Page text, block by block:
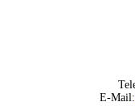
E-Mail: